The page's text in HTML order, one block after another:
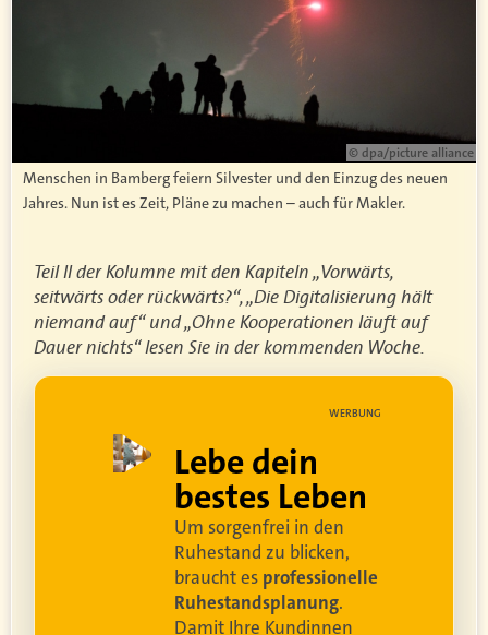
© dpa/picture alliance
Menschen in Bamberg feiern Silvester und den Einzug des neuen
Jahres. Nun ist es Zeit, Pläne zu machen – auch für Makler.
Teil II der Kolumne mit den Kapiteln „Vorwärts,
seitwärts oder rückwärts?“, „Die Digitalisierung hält
niemand auf“ und „Ohne Kooperationen läuft auf
Dauer nichts“ lesen Sie in der kommenden Woche.
WERBUNG
Lebe dein
bestes Leben
Um sorgenfrei in den
Ruhestand zu blicken,
braucht es professionelle
Ruhestandsplanung.
Damit Ihre Kundinnen